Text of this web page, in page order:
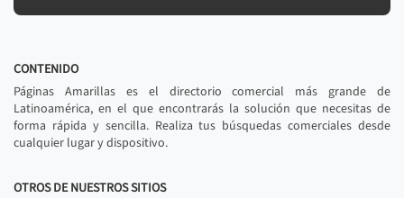
CONTENIDO
Páginas Amarillas es el directorio comercial más grande de
Latinoamérica, en el que encontrarás la solución que necesitas de
forma rápida y sencilla. Realiza tus búsquedas comerciales desde
cualquier lugar y dispositivo.
OTROS DE NUESTROS SITIOS